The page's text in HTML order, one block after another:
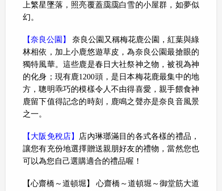
上繁星墜落，照亮覆蓋靄靄白雪的小屋群，如夢似
幻。
【奈良公園】 奈良公園又稱梅花鹿公園，紅葉與綠
林相依，加上小鹿悠遊草皮，為奈良公園最搶眼的
獨特風華。這些鹿是春日大社祭神之物，被視為神
的化身；現有鹿1200頭，是日本梅花鹿最集中的地
方，聰明乖巧的模樣令人不由得喜愛，親手餵食神
鹿留下值得記念的時刻，鹿鳴之聲亦是奈良音風景
之一。
【大阪免稅店】 店內琳瑯滿目的各式各樣的禮品，
讓您有充份地選擇贈送親朋好友的禮物，當然您也
可以為您自己選購適合的禮品喔！
【心齋橋～道頓堀】 心齋橋～道頓堀～御堂筋大道